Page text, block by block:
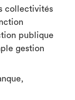
collectivités
publique
gestion